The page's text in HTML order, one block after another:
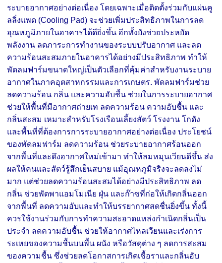
ระบายอากาศอย่างต่อเนื่อง โดยเฉพาะเมื่อติดตั้งร่วมกับแผ่นคู
ลลิ่งแพด (Cooling Pad) จะช่วยเพิ่มประสิทธิภาพในการลด
อุณหภูมิภายในอาคารได้ดียิ่งขึ้น อีกทั้งยังช่วยประหยัด
พลังงาน ลดภาระการทำงานของระบบปรับอากาศ และลด
ความร้อนสะสมภายในอาคารได้อย่างมีประสิทธิภาพ ทำให้
พัดลมฟาร์มขนาดใหญ่เป็นตัวเลือกที่คุ้มค่าสำหรับงานระบาย
อากาศในภาคอุตสาหกรรมและการเกษตร. พัดลมฟาร์มช่วย
ลดความร้อน กลิ่น และความอับชื้น ช่วยในการระบายอากาศ
ช่วยให้พื้นที่มีอากาศถ่ายเท ลดความร้อน ความอับชื้น และ
กลิ่นสะสม เหมาะสำหรับโรงเรือนเลี้ยงสัตว์ โรงงาน โกดัง
และพื้นที่ที่ต้องการการระบายอากาศอย่างต่อเนื่อง ประโยชน์
ของพัดลมฟาร์ม ลดความร้อน ช่วยระบายอากาศร้อนออก
จากพื้นที่และดึงอากาศใหม่เข้ามา ทำให้ลมหมุนเวียนดีขึ้น ส่ง
ผลให้คนและสัตว์รู้สึกเย็นสบาย แม้อุณหภูมิจริงจะลดลงไม่
มาก แต่ช่วยลดความร้อนสะสมได้อย่างมีประสิทธิภาพ ลด
กลิ่น ช่วยพัดพาแอมโมเนีย ฝุ่น และก๊าซที่ก่อให้เกิดกลิ่นออก
จากพื้นที่ ลดความอับและทำให้บรรยากาศสดชื่นยิ่งขึ้น ทั้งนี้
ควรใช้งานร่วมกับการทำความสะอาดแหล่งกำเนิดกลิ่นเป็น
ประจำ ลดความอับชื้น ช่วยให้อากาศไหลเวียนและเร่งการ
ระเหยของความชื้นบนพื้น ผนัง หรือวัสดุต่าง ๆ ลดการสะสม
ของความชื้น ซึ่งช่วยลดโอกาสการเกิดเชื้อราและกลิ่นอับ